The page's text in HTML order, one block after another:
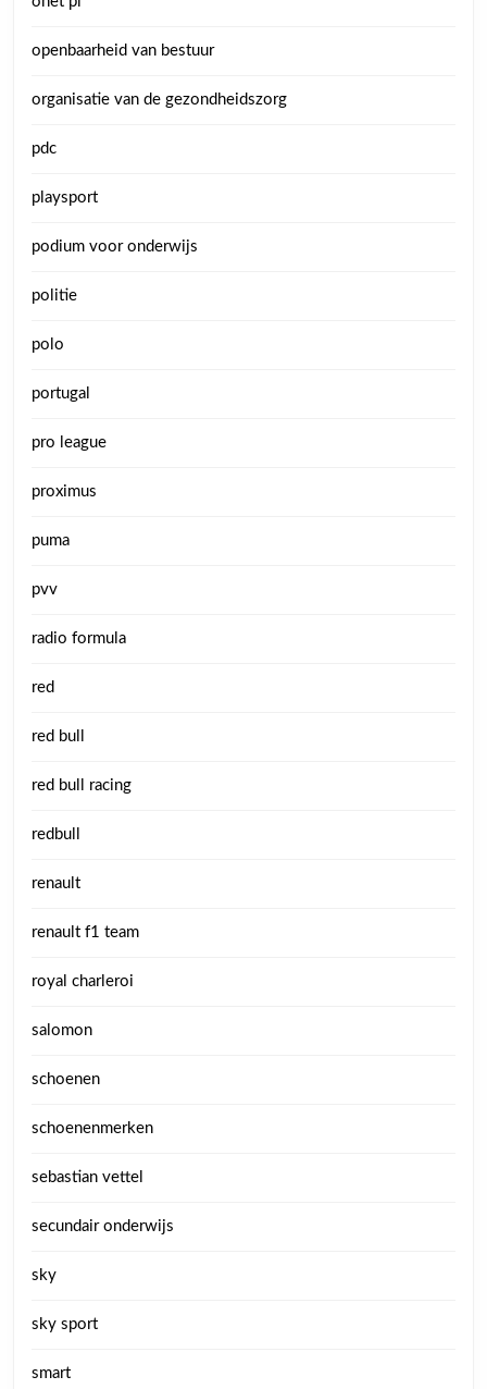
openbaarheid van bestuur
organisatie van de gezondheidszorg
pdc
playsport
podium voor onderwijs
politie
polo
portugal
pro league
proximus
puma
pvv
radio formula
red
red bull
red bull racing
redbull
renault
renault f1 team
royal charleroi
salomon
schoenen
schoenenmerken
sebastian vettel
secundair onderwijs
sky
sky sport
smart